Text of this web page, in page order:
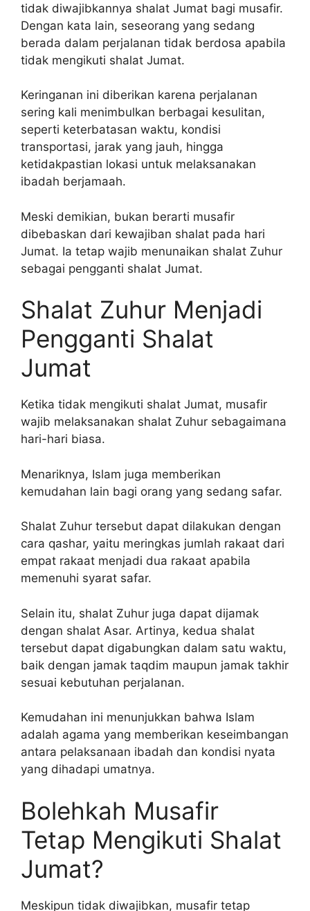
tidak diwajibkannya shalat Jumat bagi musafir.
Dengan kata lain, seseorang yang sedang
berada dalam perjalanan tidak berdosa apabila
tidak mengikuti shalat Jumat.
Keringanan ini diberikan karena perjalanan
sering kali menimbulkan berbagai kesulitan,
seperti keterbatasan waktu, kondisi
transportasi, jarak yang jauh, hingga
ketidakpastian lokasi untuk melaksanakan
ibadah berjamaah.
Meski demikian, bukan berarti musafir
dibebaskan dari kewajiban shalat pada hari
Jumat. Ia tetap wajib menunaikan shalat Zuhur
sebagai pengganti shalat Jumat.
Shalat Zuhur Menjadi
Pengganti Shalat
Jumat
Ketika tidak mengikuti shalat Jumat, musafir
wajib melaksanakan shalat Zuhur sebagaimana
hari-hari biasa.
Menariknya, Islam juga memberikan
kemudahan lain bagi orang yang sedang safar.
Shalat Zuhur tersebut dapat dilakukan dengan
cara qashar, yaitu meringkas jumlah rakaat dari
empat rakaat menjadi dua rakaat apabila
memenuhi syarat safar.
Selain itu, shalat Zuhur juga dapat dijamak
dengan shalat Asar. Artinya, kedua shalat
tersebut dapat digabungkan dalam satu waktu,
baik dengan jamak taqdim maupun jamak takhir
sesuai kebutuhan perjalanan.
Kemudahan ini menunjukkan bahwa Islam
adalah agama yang memberikan keseimbangan
antara pelaksanaan ibadah dan kondisi nyata
yang dihadapi umatnya.
Bolehkah Musafir
Tetap Mengikuti Shalat
Jumat?
Meskipun tidak diwajibkan, musafir tetap